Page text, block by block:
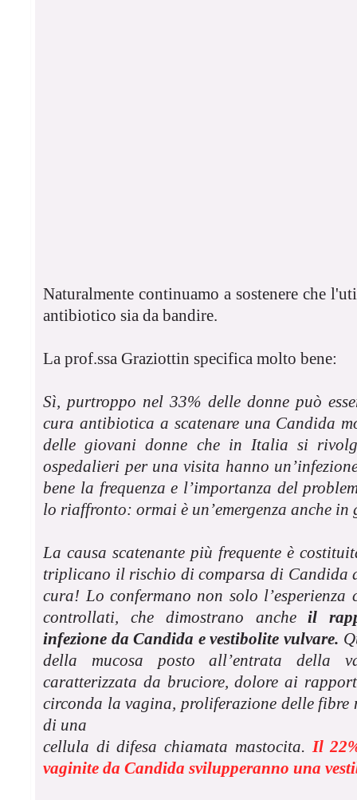
Naturalmente continuamo a sostenere che
antibiotico sia da bandire.
La prof.ssa Graziottin specifica molto bene:
Sì, purtroppo nel 33% delle donne può
cura antibiotica a scatenare una Candida
delle giovani donne che in Italia si
ospedalieri per una visita hanno
bene la frequenza e l’importanza del
lo riaffronto: ormai è un’emergenza anche
La causa scatenante più frequente è
triplicano il rischio di comparsa di Candida
cura! Lo confermano non solo
controllati, che dimostrano ancheil
infezione da Candida e vestibolite vulvare.
della mucosa posto all’entrata della
caratterizzata da bruciore, dolore ai
circonda la vagina, proliferazione delle fibre
di una
cellula di difesa chiamata mastocita. Il
vaginite da Candida svilupperanno una